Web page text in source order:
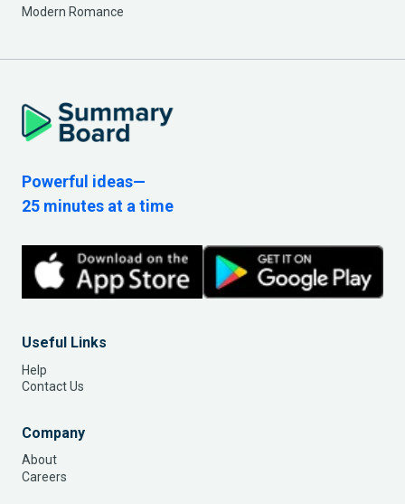
Modern Romance
Powerful ideas—
25 minutes at a time
Useful Links
Help
Contact Us
Company
About
Careers